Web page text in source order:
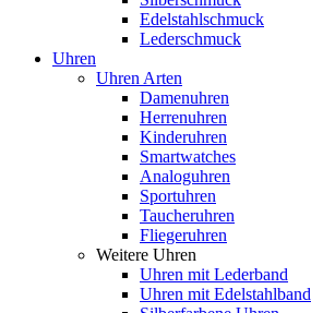
Edelstahlschmuck
Lederschmuck
Uhren
Uhren Arten
Damenuhren
Herrenuhren
Kinderuhren
Smartwatches
Analoguhren
Sportuhren
Taucheruhren
Fliegeruhren
Weitere Uhren
Uhren mit Lederband
Uhren mit Edelstahlband